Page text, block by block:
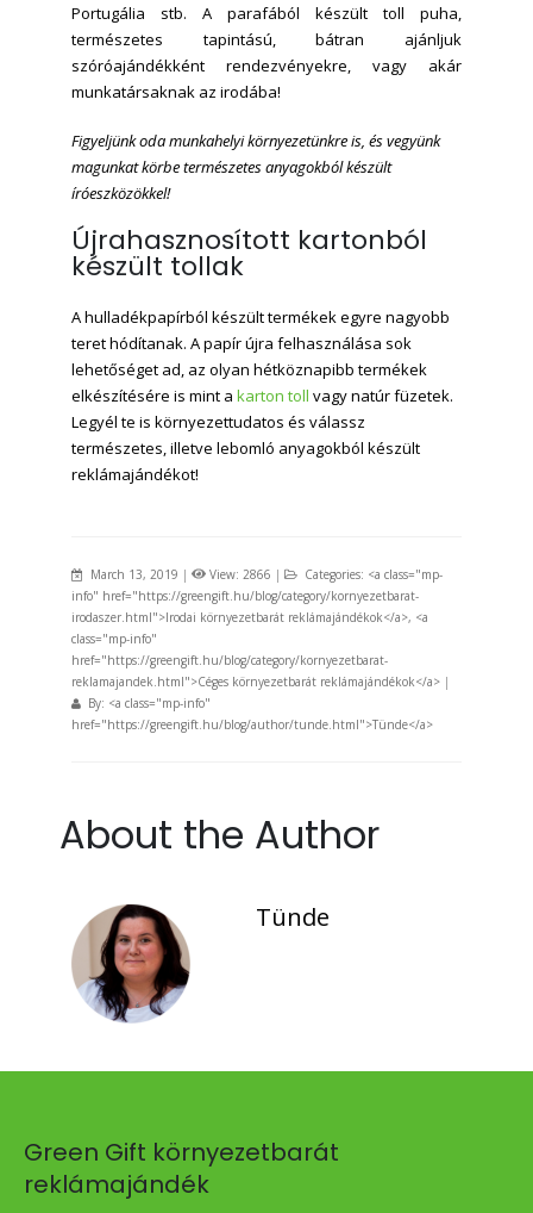
Portugália stb. A parafából készült toll puha,
természetes tapintású, bátran ajánljuk
szóróajándékként rendezvényekre, vagy akár
munkatársaknak az irodába!
Figyeljünk oda munkahelyi környezetünkre is, és vegyünk
magunkat körbe természetes anyagokból készült
íróeszközökkel!
Újrahasznosított kartonból
készült tollak
A hulladékpapírból készült termékek egyre nagyobb
teret hódítanak. A papír újra felhasználása sok
lehetőséget ad, az olyan hétköznapibb termékek
elkészítésére is mint a karton toll vagy natúr füzetek.
Legyél te is környezettudatos és válassz
természetes, illetve lebomló anyagokból készült
reklámajándékot!
March 13, 2019 | View: 2866 |
Categories: <a class="mp-
info" href="https://greengift.hu/blog/category/kornyezetbarat-
irodaszer.html">Irodai környezetbarát reklámajándékok</a>, <a
class="mp-info"
href="https://greengift.hu/blog/category/kornyezetbarat-
reklamajandek.html">Céges környezetbarát reklámajándékok</a> |
By: <a class="mp-info"
href="https://greengift.hu/blog/author/tunde.html">Tünde</a>
About the Author
Tünde
Green Gift környezetbarát
reklámajándék